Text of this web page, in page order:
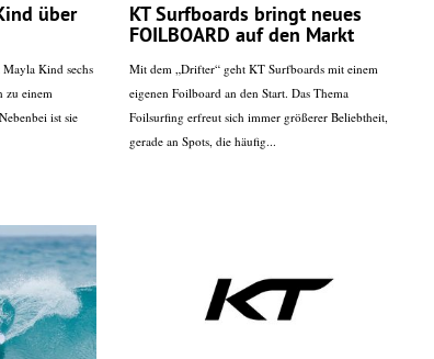
über
Kind sechs
zu einem
ist sie
KT Surfboards bringt neues
FOILBOARD auf den Markt
Mit dem „Drifter“ geht KT Surfboards mit einem
eigenen Foilboard an den Start. Das Thema
Foilsurfing erfreut sich immer größerer Beliebtheit,
gerade an Spots, die häufig...